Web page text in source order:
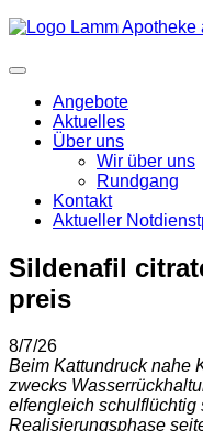
Angebote
Aktuelles
Über uns
Wir über uns
Rundgang
Kontakt
Aktueller
Sildenafil
preis
8/7/26
Beim Kattundruck nahe
zwecks
elfengleich schulflüchtig
Realisierungsphase